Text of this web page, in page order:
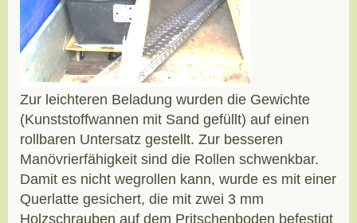
Zur leichteren Beladung wurden die Gewichte
(Kunststoffwannen mit Sand gefüllt) auf einen
rollbaren Untersatz gestellt. Zur besseren
Manövrierfähigkeit sind die Rollen schwenkbar.
Damit es nicht wegrollen kann, wurde es mit einer
Querlatte gesichert, die mit zwei 3 mm
Holzschrauben auf dem Pritschenboden befestigt